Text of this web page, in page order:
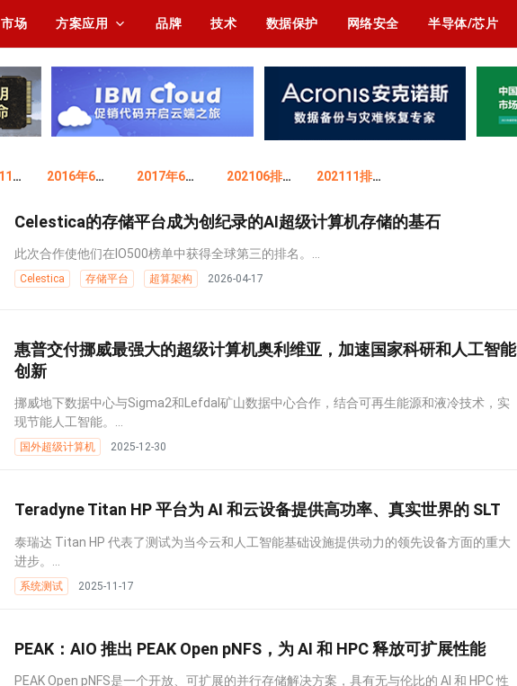
市场 方案应用 品牌 技术 数据保护 网络安全 半导体/芯片
2015年11月排 2016年6月排 2017年6月排 202106排行榜 202111排行榜
Celestica的存储平台成为创纪录的AI超级计算机存储的基石
此次合作使他们在IO500榜单中获得全球第三的排名。...
Celestica 存储平台 超算架构 2026-04-17
惠普交付挪威最强大的超级计算机奥利维亚，加速国家科研和人工智能
创新
挪威地下数据中心与Sigma2和Lefdal矿山数据中心合作，结合可再生能源和液冷技术，实
现节能人工智能。...
国外超级计算机 2025-12-30
Teradyne Titan HP 平台为 AI 和云设备提供高功率、真实世界的 SLT
泰瑞达 Titan HP 代表了测试为当今云和人工智能基础设施提供动力的领先设备方面的重大
进步。...
系统测试 2025-11-17
PEAK：AIO 推出 PEAK Open pNFS，为 AI 和 HPC 释放可扩展性能
PEAK Open pNFS是一个开放、可扩展的并行存储解决方案，具有无与伦比的 AI 和 HPC 性